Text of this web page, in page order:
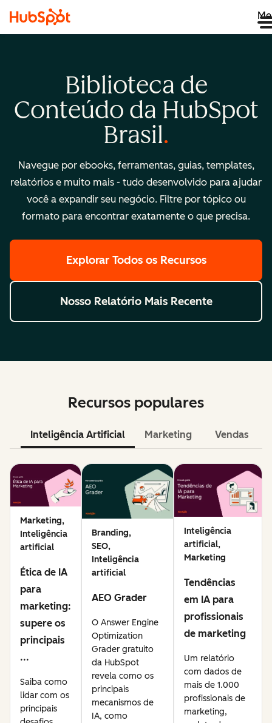
Biblioteca de
Conteúdo da HubSpot
Brasil
Navegue por ebooks, ferramentas, guias, templates,
relatórios e muito mais - tudo desenvolvido para ajudar
você a expandir seu negócio. Filtre por tópico ou
formato para encontrar exatamente o que precisa.
Explorar Todos os Recursos
Nosso Relatório Mais Recente
Recursos populares
Inteligência Artificial Marketing Vendas
Marketing,
Inteligência
artificial
Ética de IA
para
marketing:
supere os
principais
...
Saiba como
lidar com os
principais
Branding,
SEO,
Inteligência
artificial
AEO Grader
O Answer Engine
Optimization
Grader gratuito
da HubSpot
revela como os
principais
mecanismos de
IA, como
Inteligência
artificial,
Marketing
Tendências
em IA para
profissionais
de marketing
Um relatório
com dados de
mais de 1.000
profissionais de
marketing,